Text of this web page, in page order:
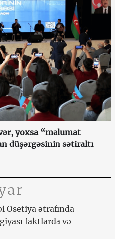
yoxsa “məlumat
düşərgəsinin sətiraltı
Osetiya ətrafında
faktlarda və